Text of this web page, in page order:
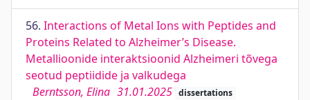
56. Interactions of Metal Ions with Peptides and
Proteins Related to Alzheimer’s Disease.
Metallioonide interaktsioonid Alzheimeri tõvega
seotud peptiidide ja valkudega
Berntsson, Elina 31.01.2025 dissertations